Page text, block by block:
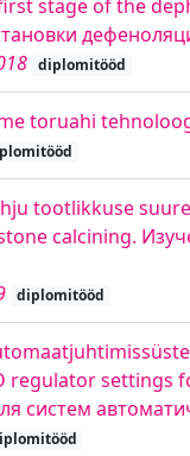
stage of the
diplomitööd
toruahi
tootlikkuse
calcining.
diplomitööd
settings
систем